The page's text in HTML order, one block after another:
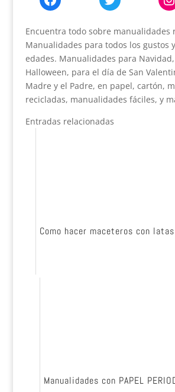
Encuentra todo sobre manualidades
Manualidades para todos los gustos
edades. Manualidades para
Halloween, para el día de San
Madre y el Padre, en papel, cartón,
recicladas, manualidades fáciles, y
Entradas relacionadas
Como hacer maceteros con
Manualidades con PAPEL